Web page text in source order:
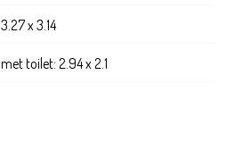
3.27 x 3.14
met toilet: 2.94 x 2.1